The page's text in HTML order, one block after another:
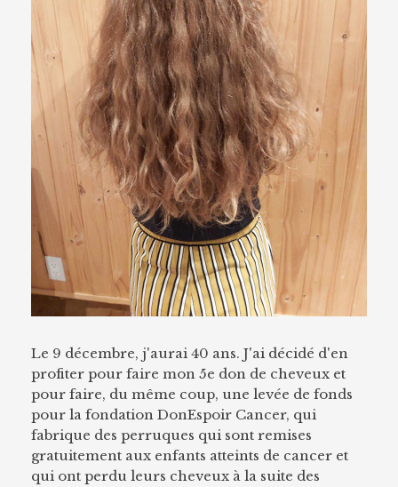
Le 9 décembre, j'aurai 40 ans. J'ai décidé d'en
profiter pour faire mon 5e don de cheveux et
pour faire, du même coup, une levée de fonds
pour la fondation DonEspoir Cancer, qui
fabrique des perruques qui sont remises
gratuitement aux enfants atteints de cancer et
qui ont perdu leurs cheveux à la suite des